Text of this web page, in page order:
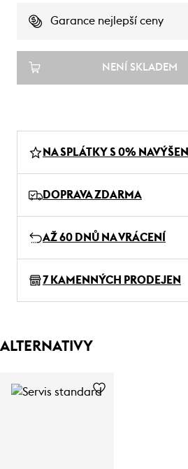
Garance nejlepší ceny
NENÍ SKLADEM
NA SPLÁTKY S 0% NAVÝŠENÍ
DOPRAVA ZDARMA
AŽ 60 DNŮ NA VRÁCENÍ
7 KAMENNÝCH PRODEJEN
ALTERNATIVY